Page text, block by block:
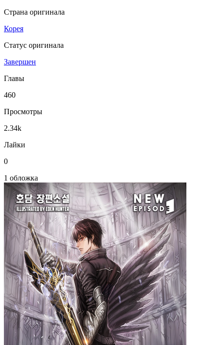
Страна оригинала
Корея
Статус оригинала
Завершен
Главы
460
Просмотры
2.34k
Лайки
0
1 обложка